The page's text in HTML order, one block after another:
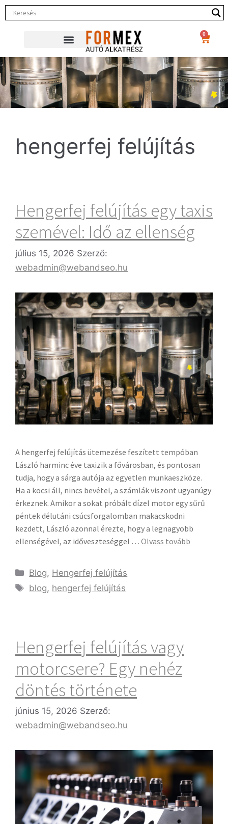
0
hengerfej felújítás
Hengerfej felújítás egy taxis
szemével: Idő az ellenség
július 15, 2026 Szerző:
webadmin@webandseo.hu
A hengerfej felújítás ütemezése feszített tempóban
László harminc éve taxizik a fővárosban, és pontosan
tudja, hogy a sárga autója az egyetlen munkaeszköze.
Ha a kocsi áll, nincs bevétel, a számlák viszont ugyanúgy
érkeznek. Amikor a sokat próbált dízel motor egy sűrű
péntek délutáni csúcsforgalomban makacskodni
kezdett, László azonnal érezte, hogy a legnagyobb
ellenségével, az időveszteséggel … Olvass tovább
Blog, Hengerfej felújítás
blog, hengerfej felújítás
Hengerfej felújítás vagy
motorcsere? Egy nehéz
döntés története
június 15, 2026 Szerző:
webadmin@webandseo.hu